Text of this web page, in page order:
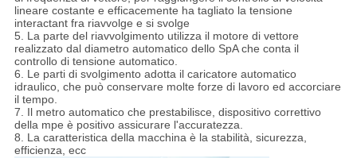
lineare costante e efficacemente ha tagliato la tensione
interactant fra riavvolge e si svolge
5. La parte del riavvolgimento utilizza il motore di vettore
realizzato dal diametro automatico dello SpA che conta il
controllo di tensione automatico.
6. Le parti di svolgimento adotta il caricatore automatico
idraulico, che può conservare molte forze di lavoro ed accorciare
il tempo.
7. Il metro automatico che prestabilisce, dispositivo correttivo
della mpe è positivo assicurare l'accuratezza.
8. La caratteristica della macchina è la stabilità, sicurezza,
efficienza, ecc